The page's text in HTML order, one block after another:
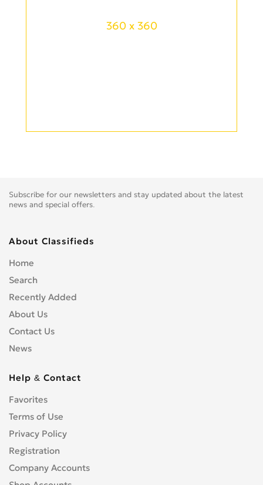
360 x 360
Subscribe for our newsletters and stay updated about the latest
news and special offers.
About Classifieds
Home
Search
Recently Added
About Us
Contact Us
News
Help & Contact
Favorites
Terms of Use
Privacy Policy
Registration
Company Accounts